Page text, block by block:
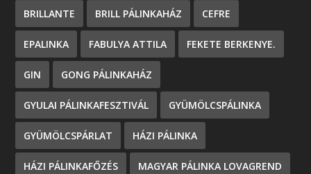
BRILLANTE BRILL PÁLINKAHÁZ CEFRE
EPALINKA FABULYA ATTILA FEKETE BERKENYE.
GIN GONG PÁLINKAHÁZ
GYULAI PÁLINKAFESZTIVÁL GYÜMÖLCSPÁLINKA
GYÜMÖLCSPÁRLAT HÁZI PÁLINKA
HÁZI PÁLINKAFŐZÉS MAGYAR PÁLINKA LOVAGREND